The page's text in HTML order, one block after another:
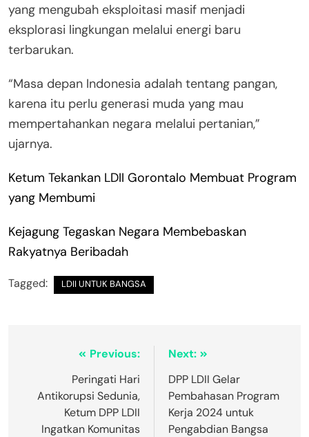
yang mengubah eksploitasi masif menjadi
eksplorasi lingkungan melalui energi baru
terbarukan.
“Masa depan Indonesia adalah tentang pangan,
karena itu perlu generasi muda yang mau
mempertahankan negara melalui pertanian,”
ujarnya.
Ketum Tekankan LDII Gorontalo Membuat Program
yang Membumi
Kejagung Tegaskan Negara Membebaskan
Rakyatnya Beribadah
Tagged: LDII UNTUK BANGSA
Previous:
Peringati Hari
Antikorupsi Sedunia,
Ketum DPP LDII
Ingatkan Komunitas
Next:
DPP LDII Gelar
Pembahasan Program
Kerja 2024 untuk
Pengabdian Bangsa